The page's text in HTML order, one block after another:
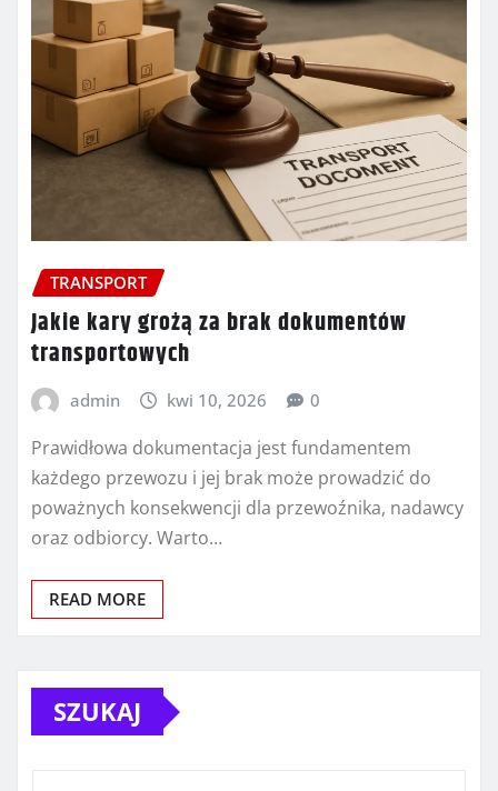
TRANSPORT
Jakie kary grożą za brak dokumentów
transportowych
admin kwi 10, 2026 0
Prawidłowa dokumentacja jest fundamentem
każdego przewozu i jej brak może prowadzić do
poważnych konsekwencji dla przewoźnika, nadawcy
oraz odbiorcy. Warto…
READ MORE
SZUKAJ